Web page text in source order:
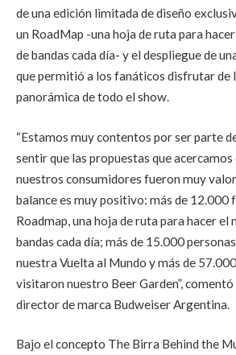
de una edición limitada de diseño
un RoadMap -una hoja de ruta para
de bandas cada día- y el despliegue de
que permitió a los fanáticos disfrutar de
panorámica de todo el show.
“Estamos muy contentos por ser parte
sentir que las propuestas que acercamos
nuestros consumidores fueron muy
balance es muy positivo: más de 12.000
Roadmap, una hoja de ruta para hacer
bandas cada día; más de 15.000
nuestra Vuelta al Mundo y más de
visitaron nuestro Beer Garden”, comentó
director de marca Budweiser Argentina.
Bajo el concepto The Birra Behind the